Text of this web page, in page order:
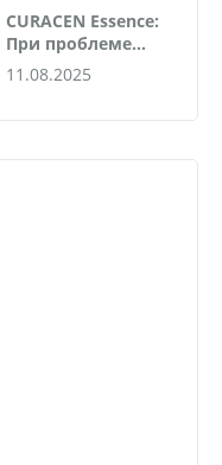
CURACEN Essence:
При проблеме
сухости и
пигментации
11.08.2025